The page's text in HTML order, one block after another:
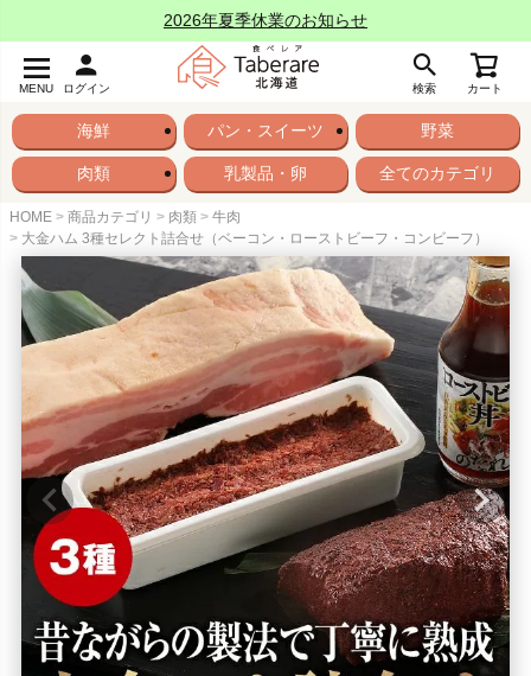
2026年夏季休業のお知らせ
MENU ログイン 検索 カート
海鮮 パン・スイーツ 野菜
肉類 乳製品・卵 全てのカテゴリ
HOME 商品カテゴリ 肉類
牛肉
大金ハム 3種セレクト詰合せ（ベーコン・ローストビーフ・コンビーフ）